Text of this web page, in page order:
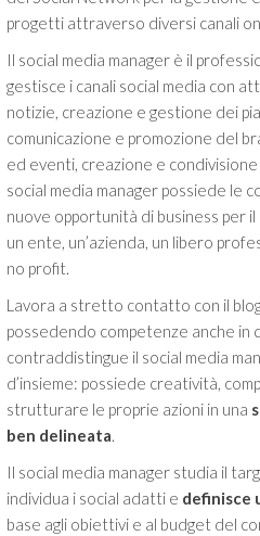
progetti attraverso diversi canali
Il social media manager è il
gestisce i canali social media con
notizie, creazione e gestione dei
comunicazione e promozione del
ed eventi, creazione e
social media manager possiede le
nuove opportunità di business per
un ente, un’azienda, un libero
no profit.
Lavora a stretto contatto con il
possedendo competenze anche in
contraddistingue il social media
d’insieme: possiede creatività,
strutturare le proprie azioni in una
ben delineata.
Il social media manager studia il
individua i social adatti e definisce
base agli obiettivi e al budget del